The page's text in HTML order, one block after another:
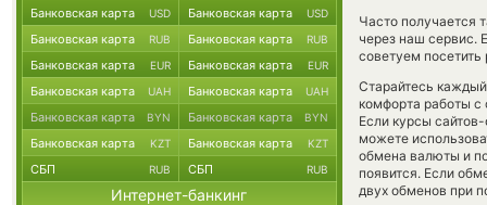
Часто получается
через наш сервис.
советуем посетить
Старайтесь
комфорта работы
Если курсы
можете
обмена валюты и
появится. Если
двух обменов при
Банковская карта USD Банковская карта USD
Банковская карта RUB Банковская карта RUB
Банковская карта EUR Банковская карта EUR
Банковская карта UAH Банковская карта UAH
Банковская карта BYN Банковская карта BYN
Банковская карта KZT Банковская карта KZT
СБП RUB СБП RUB
Интернет-банкинг